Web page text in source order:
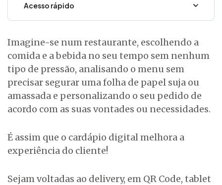
Acesso rápido
Imagine-se num restaurante, escolhendo a
comida e a bebida no seu tempo sem nenhum
tipo de pressão, analisando o menu sem
precisar segurar uma folha de papel suja ou
amassada e personalizando o seu pedido de
acordo com as suas vontades ou necessidades.
É assim que o cardápio digital melhora a
experiência do cliente!
Sejam voltadas ao delivery, em QR Code, tablet